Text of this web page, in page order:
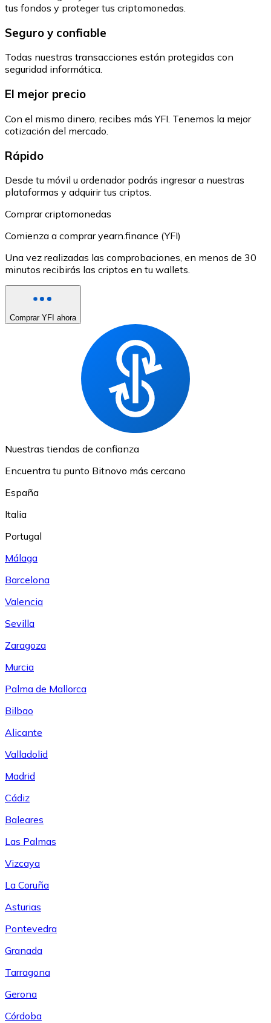
tus fondos y proteger tus criptomonedas.
Seguro y confiable
Todas nuestras transacciones están protegidas con
seguridad informática.
El mejor precio
Con el mismo dinero, recibes más YFI. Tenemos la mejor
cotización del mercado.
Rápido
Desde tu móvil u ordenador podrás ingresar a nuestras
plataformas y adquirir tus criptos.
Comprar criptomonedas
Comienza a comprar yearn.finance (YFI)
Una vez realizadas las comprobaciones, en menos de 30
minutos recibirás las criptos en tu wallets.
Comprar YFI ahora
Nuestras tiendas de confianza
Encuentra tu punto Bitnovo más cercano
España
Italia
Portugal
Málaga
Barcelona
Valencia
Sevilla
Zaragoza
Murcia
Palma de Mallorca
Bilbao
Alicante
Valladolid
Madrid
Cádiz
Baleares
Las Palmas
Vizcaya
La Coruña
Asturias
Pontevedra
Granada
Tarragona
Gerona
Córdoba